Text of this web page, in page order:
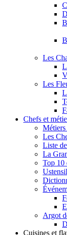
Les
Les
Chefs et
Métiers
Les
Liste
La
Top 10
Argot
Cuisines et